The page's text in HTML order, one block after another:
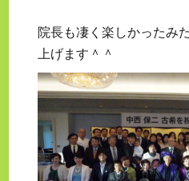
院長も凄く楽しかったみ
上げます＾＾